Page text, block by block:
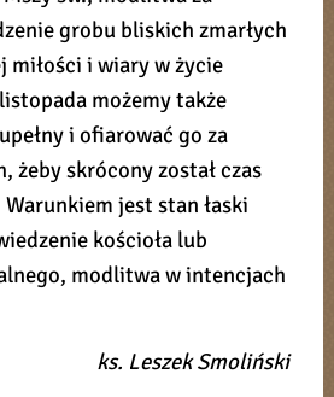
grobu bliskich zmarłych
miłości i wiary w życie
możemy także
i ofiarować go za
żeby skrócony został czas
jest stan łaski
kościoła lub
modlitwa w intencjach
ks. Leszek Smoliński